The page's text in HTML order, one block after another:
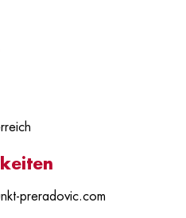
preradovic.com